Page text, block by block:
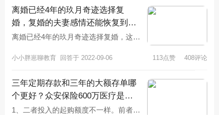
离婚已经4年的玖月奇迹选择复
婚，复婚的夫妻感情还能恢复到以
前吗？
离婚已经4年的玖月奇迹选择复婚，这是
离婚率相比之前非常高，但也存在
小小胖崽聊教育 回答于 2022-09-06 113点赞 408评论
三年定期存款和三年的大额存单哪
个更好？众安保险600万医疗是真
是假？
1、二者投入的起购额度不一样。前者起